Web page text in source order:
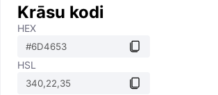
Krāsu kodi
HEX
HSL